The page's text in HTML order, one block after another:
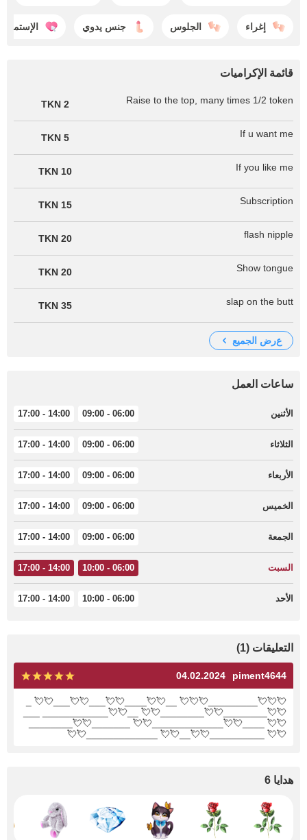
إغراء الجلوس جنس يدوي الإستمتاع
قائمة الإكراميات
Raise to the top, many times 1/2 token
2 TKN
If u want me
5 TKN
If you like me
10 TKN
Subscription
15 TKN
flash nipple
20 TKN
Show tongue
20 TKN
slap on the butt
35 TKN
عرض الجميع
ساعات العمل
الأثنين 06:00 - 09:00
14:00 - 17:00
الثلاثاء 06:00 - 09:00
14:00 - 17:00
الأربعاء 06:00 - 09:00
14:00 - 17:00
الخميس 06:00 - 09:00
14:00 - 17:00
الجمعة 06:00 - 09:00
14:00 - 17:00
السبت 06:00 - 10:00
14:00 - 17:00
الأحد 06:00 - 10:00
14:00 - 17:00
التعليقات (1)
piment4644
04.02.2024
💘💘💘_________💘💘💘 __💘💘____💘💘___💘💘___💘💘 _
💘💘________💘💘________💘💘 __💘💘____________ ___
💘💘 ____💘💘_____________💘💘 _______💘💘________
💘💘 __________💘💘__💘💘 _____________💘💘
هدايا 6